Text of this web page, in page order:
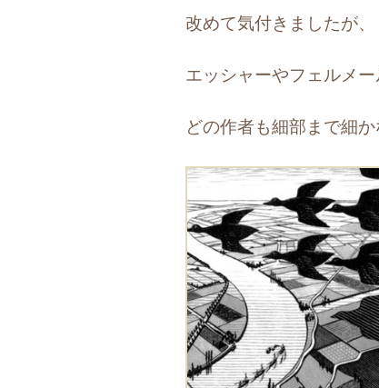
改めて気付きましたが、
エッシャーやフェルメ
どの作者も細部まで細か